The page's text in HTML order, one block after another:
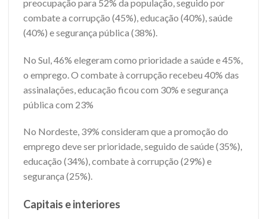
preocupação para 52% da população, seguido por
combate a corrupção (45%), educação (40%), saúde
(40%) e segurança pública (38%).
No Sul, 46% elegeram como prioridade a saúde e 45%,
o emprego. O combate à corrupção recebeu 40% das
assinalações, educação ficou com 30% e segurança
pública com 23%
No Nordeste, 39% consideram que a promoção do
emprego deve ser prioridade, seguido de saúde (35%),
educação (34%), combate à corrupção (29%) e
segurança (25%).
Capitais e interiores